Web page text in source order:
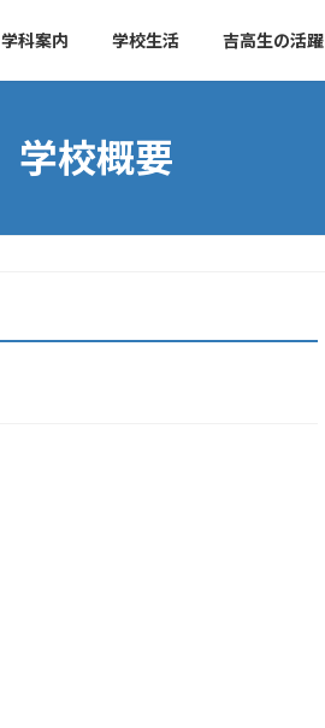
学科案内 学校生活 吉高生の活躍
学校概要